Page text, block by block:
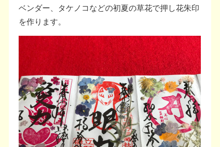
ベンダー、タケノコなどの初夏の草花で押し花朱印
を作ります。